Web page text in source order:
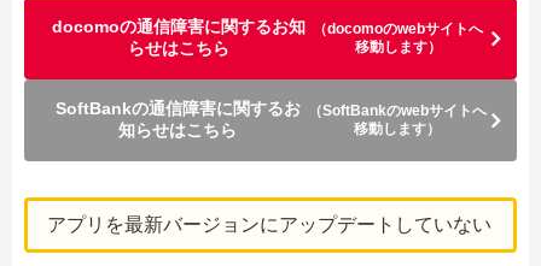
docomoの通信障害に関するお知
らせはこちら
（docomoのwebサイトへ
移動します）
SoftBankの通信障害に関するお
知らせはこちら
（SoftBankのwebサイトへ
移動します）
アプリを最新バージョンにアップデートしていない